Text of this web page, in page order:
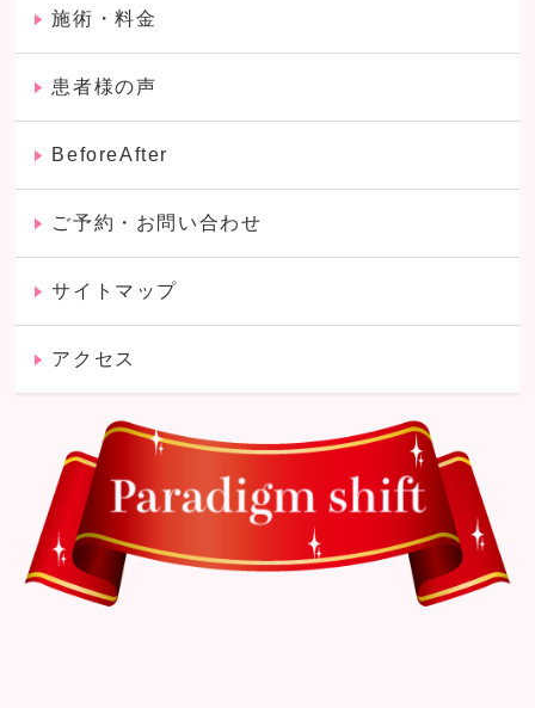
施術・料金
患者様の声
BeforeAfter
ご予約・お問い合わせ
サイトマップ
アクセス